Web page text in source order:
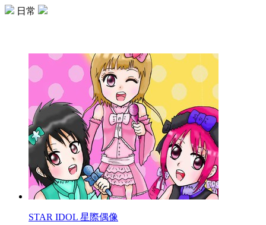
日常
STAR IDOL 星際偶像